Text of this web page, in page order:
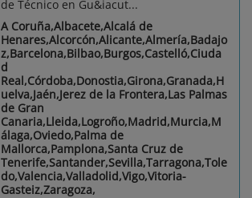
de Técnico en Gu&iacut...
A Coruña,Albacete,Alcalá de
Henares,Alcorcón,Alicante,Almería,Badajo
z,Barcelona,Bilbao,Burgos,Castelló,Ciuda
d
Real,Córdoba,Donostia,Girona,Granada,H
uelva,Jaén,Jerez de la Frontera,Las Palmas
de Gran
Canaria,Lleida,Logroño,Madrid,Murcia,M
álaga,Oviedo,Palma de
Mallorca,Pamplona,Santa Cruz de
Tenerife,Santander,Sevilla,Tarragona,Tole
do,Valencia,Valladolid,Vigo,Vitoria-
Gasteiz,Zaragoza,